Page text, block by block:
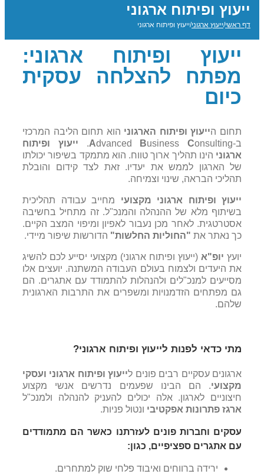
ייעוץ ופיתוח ארגוני
דף ראשי/ייעוץ ארגוני/ייעוץ ופיתוח ארגוני
ייעוץ ופיתוח ארגוני:
מפתח להצלחה עסקית
כיום
תחום הייעוץ ופיתוח הארגוני הוא תחום הליבה המרכזי
ב-
Advanced Business Consulting.
ייעוץ ופיתוח
ארגוני הינו תהליך ארוך טווח. הוא מתמקד בשיפור יכולתו
של הארגון לממש את יעדיו. זאת לצד קידום והובלת
תהליכי הבראה, שינוי וצמיחה.
ייעוץ ופיתוח ארגוני מקצועי מחייב עבודה תהליכית
בשיתוף מלא של ההנהלה והמנכ"ל. זה מתחיל בחשיבה
אסטרטגית. לאחר מכן נעבור לאפיון ומיפוי המצב הקיים.
כך נאתר את "החוליות החלשות" הדורשות שיפור מיידי.
יועץ יופ"א (ייעוץ ופיתוח ארגוני) מקצועי יסייע לכם להשיג
את היעדים ולצמוח בעולם העבודה המשתנה. יועצים אלו
מסייעים למנכ"לים ולהנהלות להתמודד עם אתגרים. הם
גם מפתחים הזדמנויות ומשפרים את התרבות הארגונית
שלהם.
מתי כדאי לפנות לייעוץ ופיתוח ארגוני?
ארגונים עסקיים רבים פונים לייעוץ ופיתוח ארגוני ועסקי
מקצועי. הם הבינו שפעמים נדרשים אנשי מקצוע
חיצוניים לארגון. אלה יכולים להעניק להנהלה ולמנכ"ל
ארגז פתרונות אפקטיבי ונטול פניות.
עסקים וחברות פונים לעזרתנו כאשר הם מתמודדים
עם אתגרים ספציפיים, כגון:
ירידה ברווחים ואיבוד פלחי שוק למתחרים.